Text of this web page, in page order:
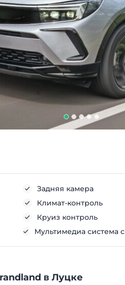
Задняя камера
Климат-контроль
Круиз контроль
Мультимедиа система с
в Луцке